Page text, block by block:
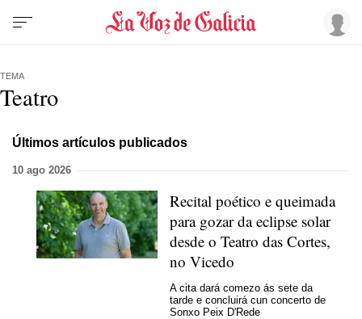
TEMA
Teatro
Últimos artículos publicados
10 ago 2026
Recital poético e queimada
para gozar da eclipse solar
desde o Teatro das Cortes,
no Vicedo
A cita dará comezo ás sete da
tarde e concluirá cun concerto de
Sonxo Peix D'Rede